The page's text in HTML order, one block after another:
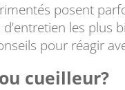
posent
les plus
pour réagir
cueilleur?